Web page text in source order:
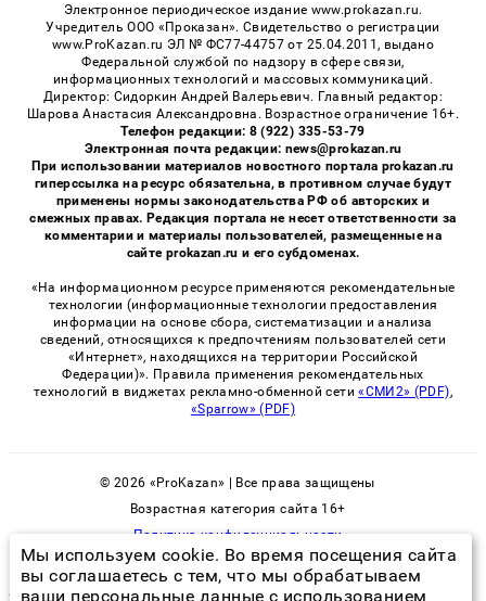
Электронное периодическое издание www.prokazan.ru.
Учредитель ООО «Проказан». Cвидетельство о регистрации
www.ProKazan.ru ЭЛ № ФС77-44757 от 25.04.2011, выдано
Федеральной службой по надзору в сфере связи,
информационных технологий и массовых коммуникаций.
Директор: Сидоркин Андрей Валерьевич. Главный редактор:
Шарова Анастасия Александровна. Возрастное ограничение 16+.
Телефон редакции: 8 (922) 335-53-79
Электронная почта редакции: news@prokazan.ru
При использовании материалов новостного портала prokazan.ru
гиперссылка на ресурс обязательна, в противном случае будут
применены нормы законодательства РФ об авторских и
смежных правах. Редакция портала не несет ответственности за
комментарии и материалы пользователей, размещенные на
сайте prokazan.ru и его субдоменах.
«На информационном ресурсе применяются рекомендательные
технологии (информационные технологии предоставления
информации на основе сбора, систематизации и анализа
сведений, относящихся к предпочтениям пользователей сети
«Интернет», находящихся на территории Российской
Федерации)». Правила применения рекомендательных
технологий в виджетах рекламно-обменной сети«СМИ2» (PDF),
«Sparrow» (PDF)
© 2026 «ProKazan» | Все права защищены
Возрастная категория сайта 16+
Политика конфиденциальности
хорошее средство от тараканов в квартире
Мы используем cookie. Во время посещения сайта
вы соглашаетесь с тем, что мы обрабатываем
ваши персональные данные с использованием